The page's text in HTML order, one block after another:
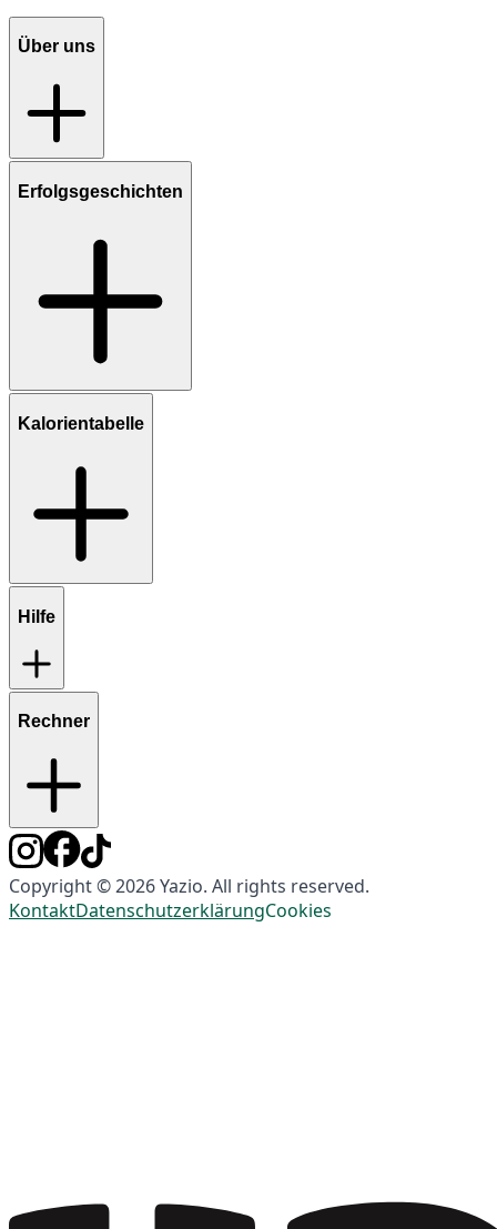
Über uns
Erfolgsgeschichten
Kalorientabelle
Hilfe
Rechner
Copyright © 2026 Yazio. All rights reserved.
KontaktDatenschutzerklärungCookies